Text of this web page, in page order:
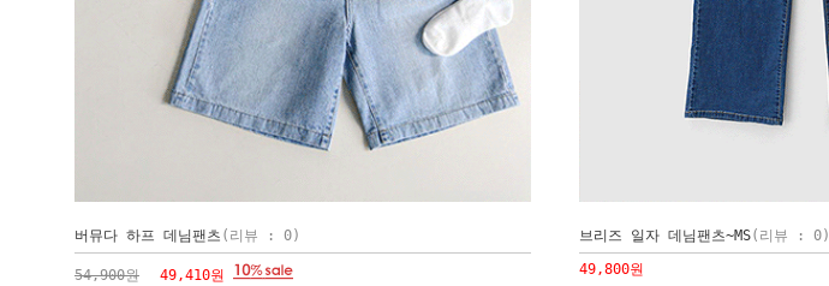
버뮤다 하프 데님팬츠 (리뷰 : 0)
54,900원 49,410원
브리즈 일자 데님팬츠~MS(리뷰 : 0)
49,800원